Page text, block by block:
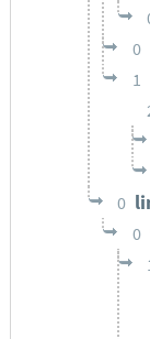
0
1
0
0